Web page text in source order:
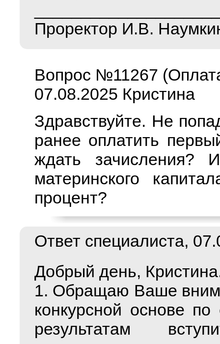
Проректор И.В.
Вопрос №11267
07.08.2025 Кристина
Здравствуйте. Не
ранее оплатить
ждать зачисления?
материнского
процент?
Ответ специалиста,
Добрый день,
1. Обращаю Ваше
конкурсной основе
результатам